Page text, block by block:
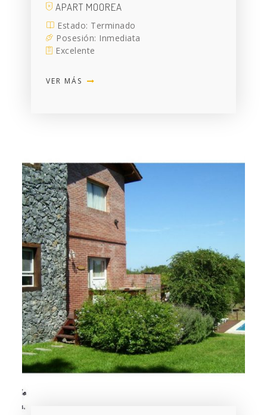
APART MOOREA
Estado: Terminado
Posesión: Inmediata
Excelente
VER MÁS